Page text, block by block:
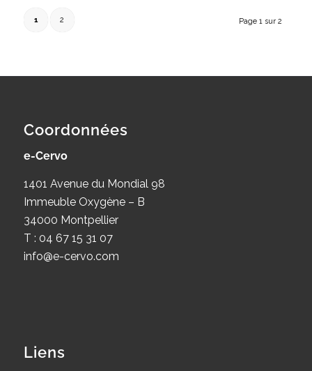
Page 1 sur 2
1 2
Coordonnées
e-Cervo
1401 Avenue du Mondial 98
Immeuble Oxygène – B
34000 Montpellier
T : 04 67 15 31 07
info@e-cervo.com
Liens